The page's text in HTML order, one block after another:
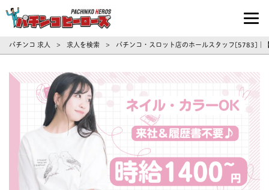
パチンコ求人・転職ならパチンコヒーロ
パチンコ 求人 > 求人を検索 > パチンコ・スロット店のホールスタッフ[5783]